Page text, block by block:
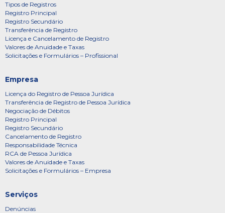
Tipos de Registros
Registro Principal
Registro Secundário
Transferência de Registro
Licença e Cancelamento de Registro
Valores de Anuidade e Taxas
Solicitações e Formulários – Profissional
Empresa
Licença do Registro de Pessoa Jurídica
Transferência de Registro de Pessoa Jurídica
Negociação de Débitos
Registro Principal
Registro Secundário
Cancelamento de Registro
Responsabilidade Técnica
RCA de Pessoa Jurídica
Valores de Anuidade e Taxas
Solicitações e Formulários – Empresa
Serviços
Denúncias